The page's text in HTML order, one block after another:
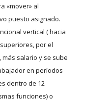
«mover» al
puesto asignado.
vertical ( hacia
por el
salario y se sube
en períodos
dentro de 12
funciones) o